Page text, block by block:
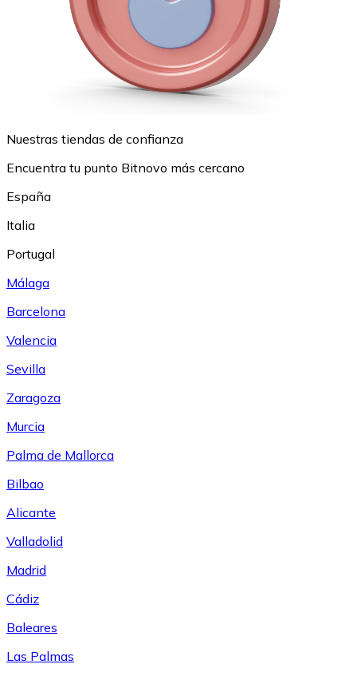
Nuestras tiendas de confianza
Encuentra tu punto Bitnovo más cercano
España
Italia
Portugal
Málaga
Barcelona
Valencia
Sevilla
Zaragoza
Murcia
Palma de Mallorca
Bilbao
Alicante
Valladolid
Madrid
Cádiz
Baleares
Las Palmas